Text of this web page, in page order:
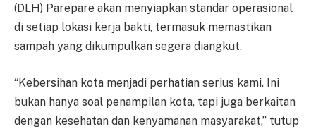
(DLH) Parepare akan menyiapkan standar operasional
di setiap lokasi kerja bakti, termasuk memastikan
sampah yang dikumpulkan segera diangkut.
“Kebersihan kota menjadi perhatian serius kami. Ini
bukan hanya soal penampilan kota, tapi juga berkaitan
dengan kesehatan dan kenyamanan masyarakat,” tutup